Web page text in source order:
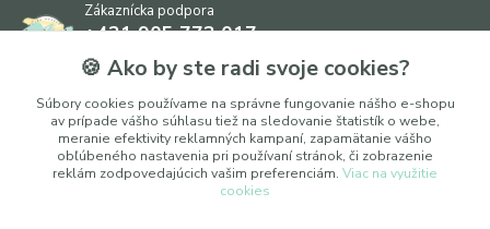
Zákaznícka podpora
+421 905 773 017
(Po-Pia, 8:30 - 17:00, So: 9:00 - 12:00)
info@ipapier.sk
🍪 Ako by ste radi svoje cookies?
Súbory cookies používame na správne fungovanie nášho e-shopu
av prípade vášho súhlasu tiež na sledovanie štatistík o webe,
meranie efektivity reklamných kampaní, zapamätanie vášho
obľúbeného nastavenia pri používaní stránok, či zobrazenie
reklám zodpovedajúcich vašim preferenciám. Viac na využitie
cookies